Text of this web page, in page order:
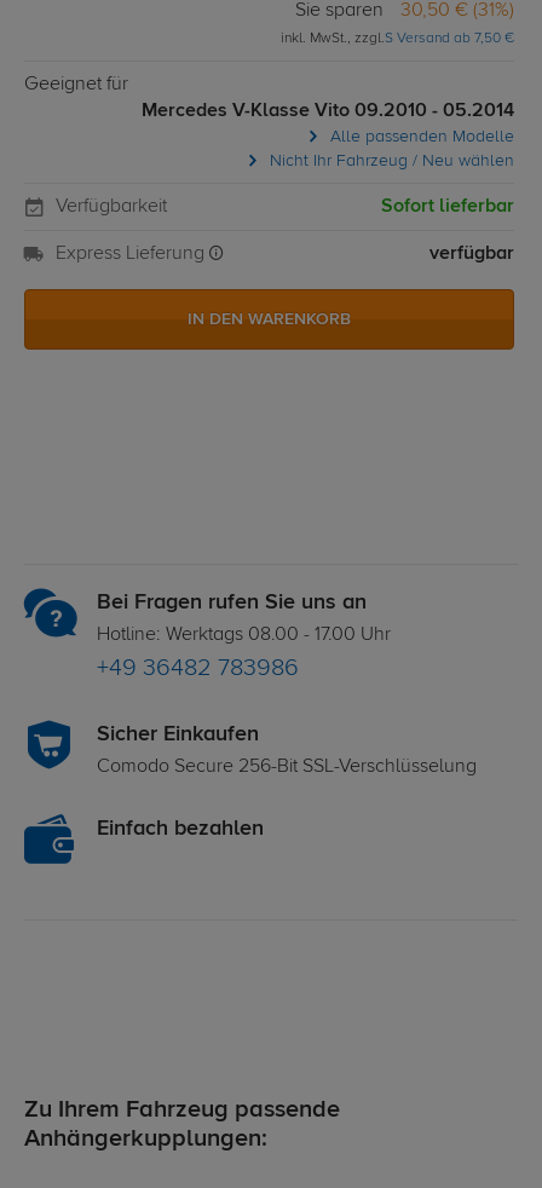
Sie sparen 30,50 € (31%)
inkl. MwSt., zzgl.S Versand ab 7,50 €
Geeignet für
Mercedes V-Klasse Vito 09.2010 - 05.2014
Alle passenden Modelle
Nicht Ihr Fahrzeug / Neu wählen
Verfügbarkeit Sofort lieferbar
Express Lieferung verfügbar
IN DEN WARENKORB
Bei Fragen rufen Sie uns an
Hotline: Werktags 08.00 - 17.00 Uhr
+49 36482 783986
Sicher Einkaufen
Comodo Secure 256-Bit SSL-Verschlüsselung
Einfach bezahlen
Zu Ihrem Fahrzeug passende
Anhängerkupplungen: